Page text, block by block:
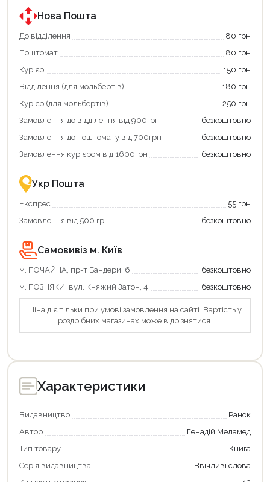
державною
програмою
єКнига.
Використовуйте
карту
щоб
зекономити
та
отримати
переваги!
картою
єКнига
–
зручно
та
вигідно!
державною
програмою
«Національний
кешбек».
покупку
«Національний
кешбек»
та
отримуйте
повернення
Економте
більше
разом
державною
підтримкою!
Нова Пошта
До відділення
80 грн
Поштомат
80 грн
Кур'єр
150 грн
Відділення (для мольбертів)
180 грн
Кур'єр (для мольбертів)
250 грн
Замовлення до відділення від 900грн
безкоштовно
Замовлення до поштомату від 700грн
безкоштовно
Замовлення кур'єром від 1600грн
безкоштовно
Укр Пошта
Експрес
55 грн
Замовлення від 500 грн
безкоштовно
Самовивіз м. Київ
м. ПОЧАЙНА, пр-т Бандери, 6
безкоштовно
м. ПОЗНЯКИ, вул. Княжий Затон, 4
безкоштовно
Ціна діє тільки при умові замовлення на сайті. Вартість у
роздрібних магазинах може відрізнятися.
Характеристики
Видавництво
Ранок
Автор
Генадій Меламед
Тип товару
Книга
Серія видавництва
Ввічливі слова